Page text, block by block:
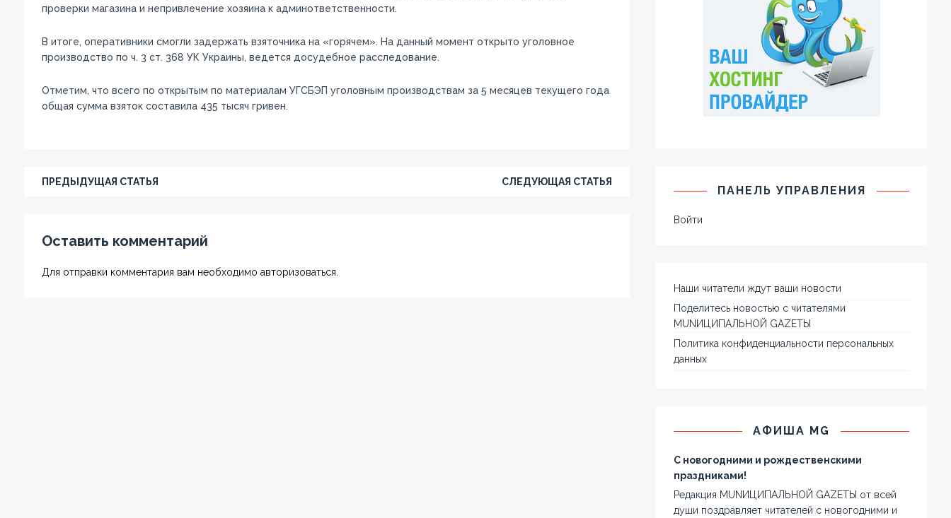
проверки магазина и непривлечение хозяина к админответственности.
В итоге, оперативники смогли задержать взяточника на «горячем». На данный момент открыто уголовное
производство по ч. 3 ст. 368 УК Украины, ведется досудебное расследование.
Отметим, что всего по открытым по материалам УГСБЭП уголовным производствам за 5 месяцев текущего года
общая сумма взяток составила 435 тысяч гривен.
ПРЕДЫДУЩАЯ СТАТЬЯ СЛЕДУЮЩАЯ СТАТЬЯ
Оставить комментарий
Для отправки комментария вам необходимо авторизоваться.
ПАНЕЛЬ УПРАВЛЕНИЯ
Войти
Наши читатели ждут ваши новости
Поделитесь новостью с читателями
MUNИЦИПАЛЬНОЙ GAZЕТЫ
Политика конфиденциальности персональных
данных
АФИША MG
С новогодними и рождественскими
праздниками!
Редакция MUNИЦИПАЛЬНОЙ GAZЕТЫ от всей
души поздравляет читателей с новогодними и